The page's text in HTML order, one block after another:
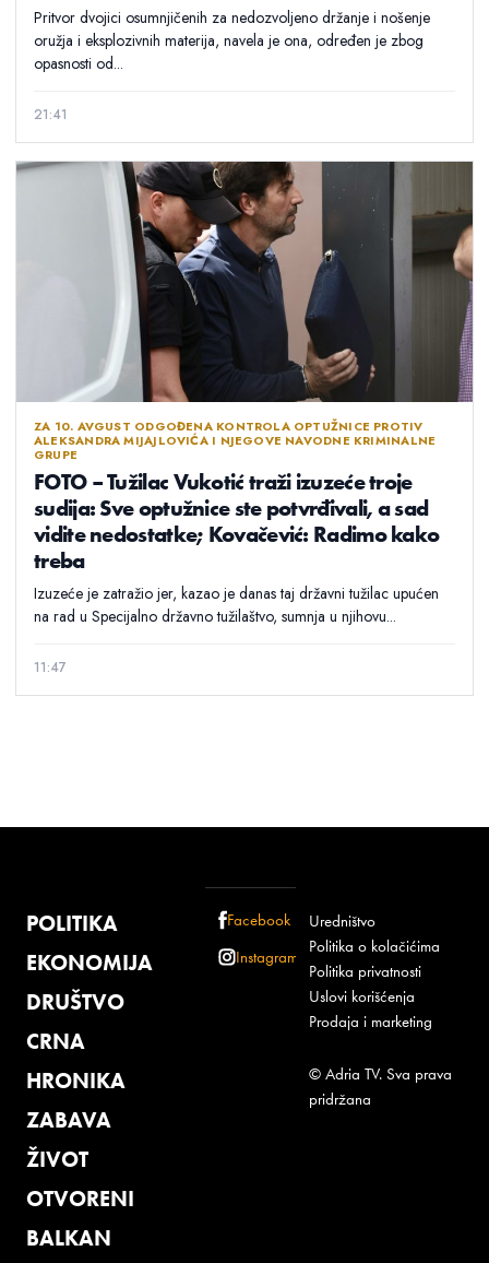
Pritvor dvojici osumnjičenih za nedozvoljeno držanje i nošenje
oružja i eksplozivnih materija, navela je ona, određen je zbog
opasnosti od...
21:41
ZA 10. AVGUST ODGOĐENA KONTROLA OPTUŽNICE PROTIV
ALEKSANDRA MIJAJLOVIĆA I NJEGOVE NAVODNE KRIMINALNE
GRUPE
FOTO – Tužilac Vukotić traži izuzeće troje
sudija: Sve optužnice ste potvrđivali, a sad
vidite nedostatke; Kovačević: Radimo kako
treba
Izuzeće je zatražio jer, kazao je danas taj državni tužilac upućen
na rad u Specijalno državno tužilaštvo, sumnja u njihovu...
11:47
POLITIKA
EKONOMIJA
DRUŠTVO
CRNA
HRONIKA
ZABAVA
ŽIVOT
OTVORENI
BALKAN
Facebook
Instagram
Uredništvo
Politika o kolačićima
Politika privatnosti
Uslovi korišćenja
Prodaja i marketing
© Adria TV. Sva prava
pridržana